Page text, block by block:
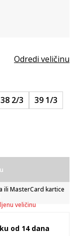
Odredi veličinu
38 2/3
39 1/3
ili MasterCard kartice
veličinu
od 14 dana